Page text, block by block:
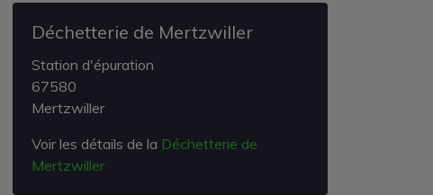
Déchetterie de Mertzwiller
Station d'épuration
67580
Mertzwiller
Voir les détails de la Déchetterie de
Mertzwiller